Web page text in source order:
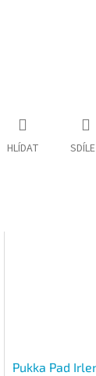
HLÍDAT
Pukka Pad